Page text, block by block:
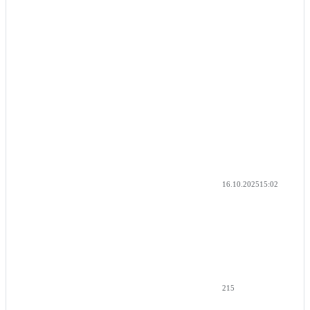
16.10.202515:02
215